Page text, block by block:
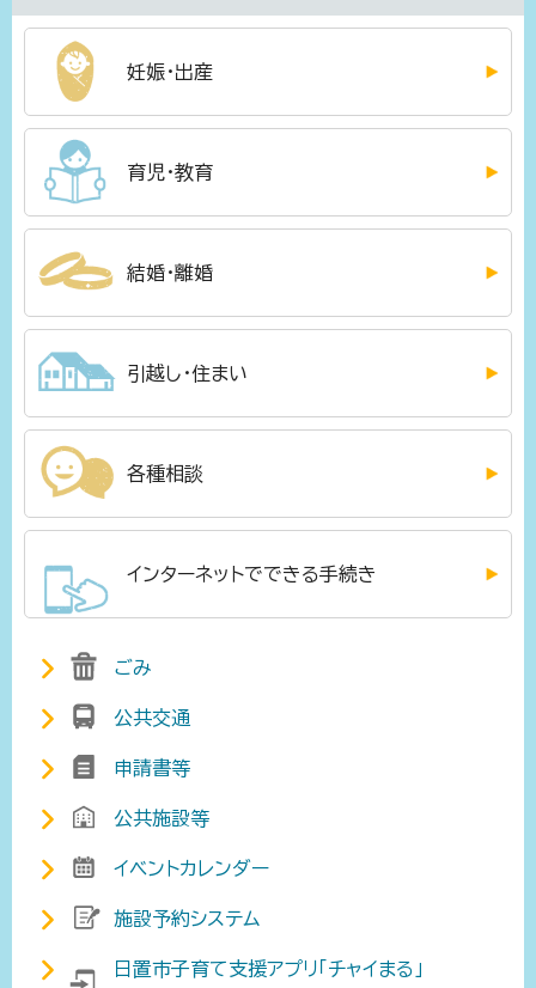
妊娠・出産
育児・教育
結婚・離婚
引越し・住まい
各種相談
インターネットでできる手続き
ごみ
公共交通
申請書等
公共施設等
イベントカレンダー
施設予約システム
日置市子育て支援アプリ「チャイまる」